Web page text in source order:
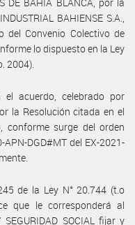
BAHIENSE S.A.,
del Convenio Colectivo de
lo dispuesto en la Ley
2004).
acuerdo, celebrado por
la Resolución citada en el
surge del orden
DGD#MT del EX-2021-
de la Ley N° 20.744 (t.o
que le corresponderá al
SEGURIDAD SOCIAL fijar y